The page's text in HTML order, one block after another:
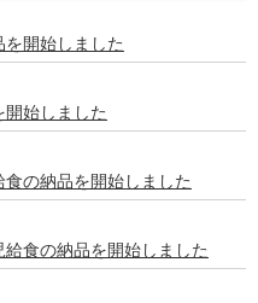
開始しました
始しました
の納品を開始しました
食の納品を開始しました